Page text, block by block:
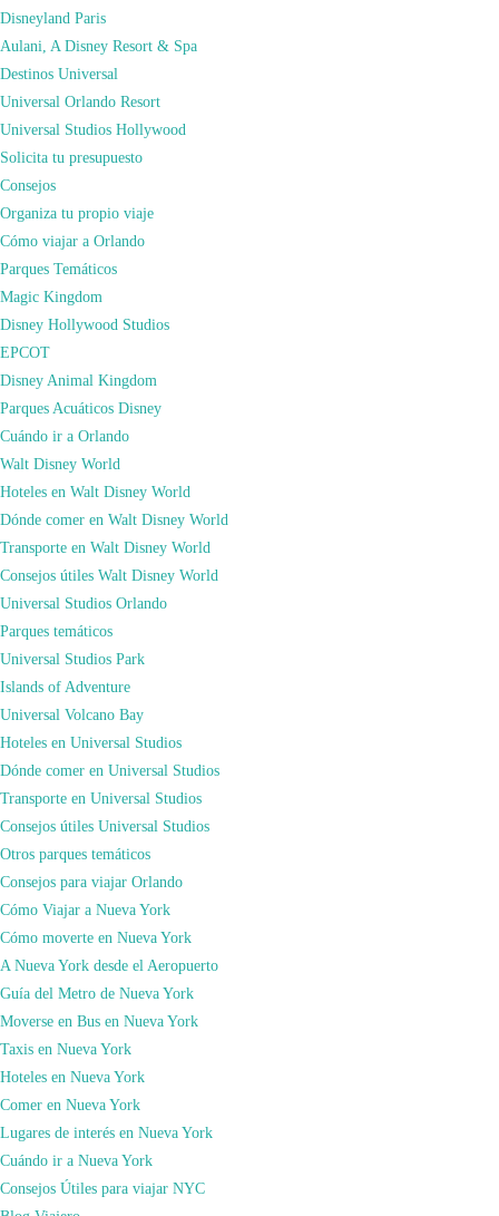
Disneyland Paris
Aulani, A Disney Resort & Spa
Destinos Universal
Universal Orlando Resort
Universal Studios Hollywood
Solicita tu presupuesto
Consejos
Organiza tu propio viaje
Cómo viajar a Orlando
Parques Temáticos
Magic Kingdom
Disney Hollywood Studios
EPCOT
Disney Animal Kingdom
Parques Acuáticos Disney
Cuándo ir a Orlando
Walt Disney World
Hoteles en Walt Disney World
Dónde comer en Walt Disney World
Transporte en Walt Disney World
Consejos útiles Walt Disney World
Universal Studios Orlando
Parques temáticos
Universal Studios Park
Islands of Adventure
Universal Volcano Bay
Hoteles en Universal Studios
Dónde comer en Universal Studios
Transporte en Universal Studios
Consejos útiles Universal Studios
Otros parques temáticos
Consejos para viajar Orlando
Cómo Viajar a Nueva York
Cómo moverte en Nueva York
A Nueva York desde el Aeropuerto
Guía del Metro de Nueva York
Moverse en Bus en Nueva York
Taxis en Nueva York
Hoteles en Nueva York
Comer en Nueva York
Lugares de interés en Nueva York
Cuándo ir a Nueva York
Consejos Útiles para viajar NYC
entrada para algún espectáculo, donde la NBA siempre es un acierto.
visita guiada (All Access Tour)
palcos o la sala de trofeos y os explicarán muchas anécdotas del estadio.
Aunque el precio de la visita guiada no es barato, si disponéis del
podréis entrar de forma gratuita.
Podéis reservar la visita guiada directamente a través de la web en este enlace:
Ya sabes que si compras tus entradas a través de nuestros enlaces nos ayudas
mucho a seguir creciendo y a ayudar a muchos viajeros y viajeras a cumplir el
viaje de sus sueños con nuestros consejos.
información más completa para organizar tu viaje a cualquier destino, pero